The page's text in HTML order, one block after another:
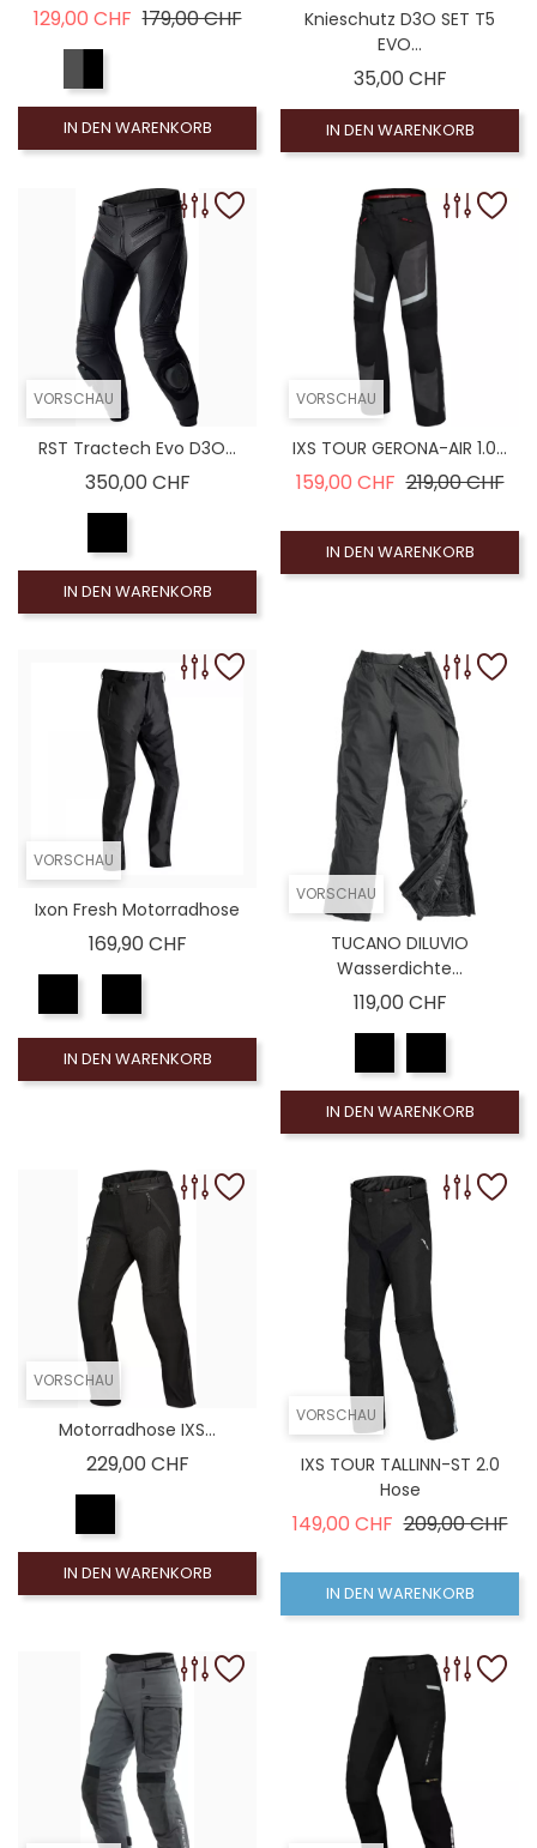
129,00 CHF Verkaufspreis
179,00 CHFPreis
IN DEN WARENKORB
Knieschutz D3O SET T5
EVO...
35,00 CHFPreis
IN DEN WARENKORB
VORSCHAU
RST Tractech Evo D3O...
350,00 CHFPreis
IN DEN WARENKORB
VORSCHAU
IXS TOUR GERONA-AIR 1.0...
159,00 CHF Verkaufspreis
219,00 CHF
IN DEN WARENKORB
VORSCHAU
Ixon Fresh Motorradhose
169,90 CHFPreis
IN DEN WARENKORB
VORSCHAU
TUCANO DILUVIO
Wasserdichte...
119,00 CHFPreis
IN DEN WARENKORB
VORSCHAU
Motorradhose IXS...
229,00 CHFPreis
IN DEN WARENKORB
VORSCHAU
IXS TOUR TALLINN-ST 2.0
Hose
149,00 CHF Verkaufspreis
209,00 CHF
IN DEN WARENKORB